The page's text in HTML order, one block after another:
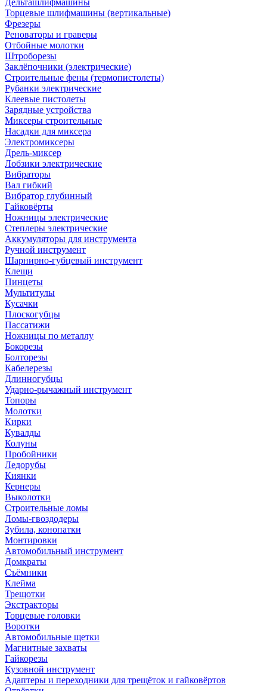
Дельташлифмашины
Торцевые шлифмашины (вертикальные)
Фрезеры
Реноваторы и граверы
Отбойные молотки
Штроборезы
Заклёпочники (электрические)
Строительные фены (термопистолеты)
Рубанки электрические
Клеевые пистолеты
Зарядные устройства
Миксеры строительные
Насадки для миксера
Электромиксеры
Дрель-миксер
Лобзики электрические
Вибраторы
Вал гибкий
Вибратор глубинный
Гайковёрты
Ножницы электрические
Степлеры электрические
Аккумуляторы для инструмента
Ручной инструмент
Шарнирно-губцевый инструмент
Клещи
Пинцеты
Мультитулы
Кусачки
Плоскогубцы
Пассатижи
Ножницы по металлу
Бокорезы
Болторезы
Кабелерезы
Длинногубцы
Ударно-рычажный инструмент
Топоры
Молотки
Кирки
Кувалды
Колуны
Пробойники
Ледорубы
Киянки
Кернеры
Выколотки
Строительные ломы
Ломы-гвоздодеры
Зубила, конопатки
Монтировки
Автомобильный инструмент
Домкраты
Съёмники
Клейма
Трещотки
Экстракторы
Торцевые головки
Воротки
Автомобильные щетки
Магнитные захваты
Гайкорезы
Кузовной инструмент
Адаптеры и переходники для трещёток и гайковёртов